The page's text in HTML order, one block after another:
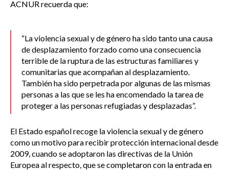
ACNUR recuerda que:
“La violencia sexual y de género ha sido tanto una causa
de desplazamiento forzado como una consecuencia
terrible de la ruptura de las estructuras familiares y
comunitarias que acompañan al desplazamiento.
También ha sido perpetrada por algunas de las mismas
personas a las que se les ha encomendado la tarea de
proteger a las personas refugiadas y desplazadas”.
El Estado español recoge la violencia sexual y de género
como un motivo para recibir protección internacional desde
2009, cuando se adoptaron las directivas de la Unión
Europea al respecto, que se completaron con la entrada en